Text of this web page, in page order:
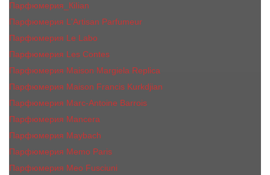
Парфюмерия_КiIiаn
Парфюмерия L'Artisan Parfumeur
Парфюмерия Le Labo
Парфюмерия Les Contes
Парфюмерия Maison Margiela Replica
Парфюмерия Maison Francis Kurkdjian
Парфюмерия Marc-Antoine Barrois
Парфюмерия Mancera
Парфюмерия Maybach
Парфюмерия Memo Paris
Парфюмерия Meo Fusciuni